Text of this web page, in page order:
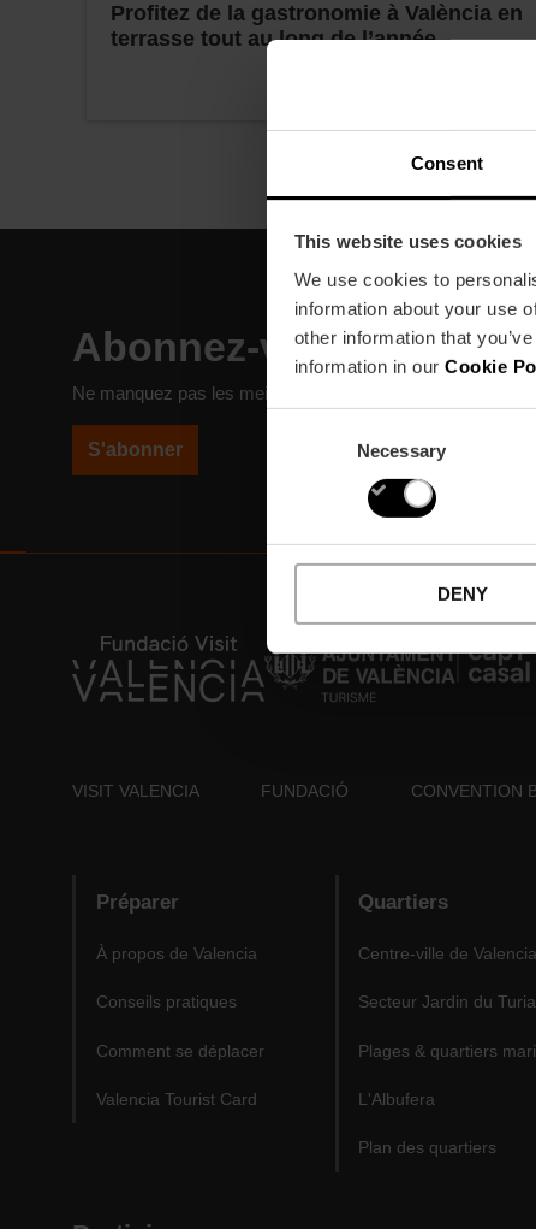
Consent
This website uses cookies
We use cookies to
information about your use
other information that
information in our Cookie
Necessary
DENY
Profitez de la gastronomie à València en
terrasse tout au long de l’année.
Abonnez-vous à notre
Ne manquez pas les meilleurs plans à Valencia!
S'abonner
VISIT VALENCIA FUNDACIÓ CONVENTION
Préparer
À propos de Valencia
Conseils pratiques
Comment se déplacer
Valencia Tourist Card
Quartiers
Centre-ville de Valencia
Secteur Jardin du Turia
Plages & quartiers
L'Albufera
Plan des quartiers